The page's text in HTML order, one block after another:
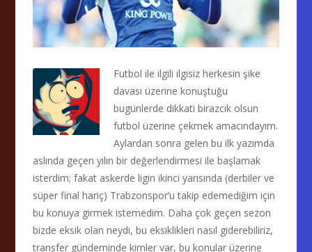
Futbol ile ilgili ilgisiz herkesin şike
davası üzerine konuştuğu
bugünlerde dikkati birazcık olsun
futbol üzerine çekmek amacındayım.
Aylardan sonra gelen bu ilk yazımda
aslında geçen yılın bir değerlendirmesi ile başlamak
isterdim; fakat askerde ligin ikinci yarısında (derbiler ve
süper final hariç) Trabzonspor’u takip edemediğim için
bu konuya girmek istemedim. Daha çok geçen sezon
bizde eksik olan neydi, bu eksiklikleri nasıl giderebiliriz,
transfer gündeminde kimler var, bu konular üzerine